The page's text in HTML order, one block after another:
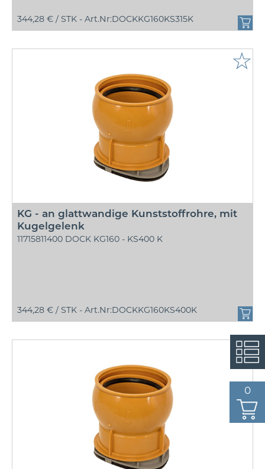
344,28 € / STK - Art.Nr:DOCKKG160KS315K
☆
KG - an glattwandige Kunststoffrohre, mit
Kugelgelenk
11715811400 DOCK KG160 - KS400 K
344,28 € / STK - Art.Nr:DOCKKG160KS400K
☆
0